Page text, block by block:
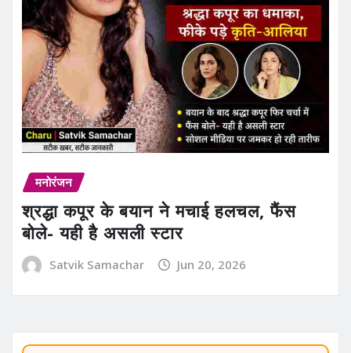
मनोरंजन
श्रद्धा कपूर के बयान ने मचाई हलचल, फैंस
बोले- यही है असली स्टार
Satvik Samachar Jun 20, 2026